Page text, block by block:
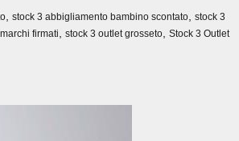
stock 3 abbigliamento bambino scontato stock 3
firmati stock 3 outlet grosseto Stock 3 Outlet